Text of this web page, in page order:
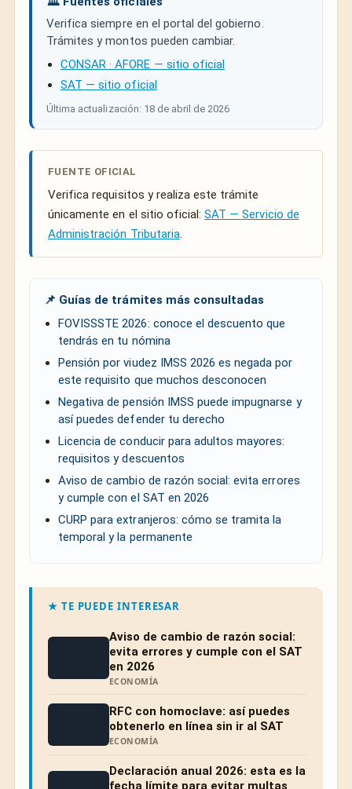
Verifica siempre en el portal del gobierno.
Trámites y montos pueden cambiar.
CONSAR · AFORE — sitio oficial
SAT — sitio oficial
Última actualización: 18 de abril de 2026
FUENTE OFICIAL
Verifica requisitos y realiza este trámite
únicamente en el sitio oficial:SAT — Servicio de
Administración Tributaria.
📌 Guías de trámites más consultadas
FOVISSSTE 2026: conoce el descuento que
tendrás en tu nómina
Pensión por viudez IMSS 2026 es negada por
este requisito que muchos desconocen
Negativa de pensión IMSS puede impugnarse y
así puedes defender tu derecho
Licencia de conducir para adultos mayores:
requisitos y descuentos
Aviso de cambio de razón social: evita errores
y cumple con el SAT en 2026
CURP para extranjeros: cómo se tramita la
temporal y la permanente
★ TE PUEDE INTERESAR
Aviso de cambio de razón social:
evita errores y cumple con el SAT
en 2026
ECONOMÍA
RFC con homoclave: así puedes
obtenerlo en línea sin ir al SAT
ECONOMÍA
Declaración anual 2026: esta es la
fecha límite para evitar multas